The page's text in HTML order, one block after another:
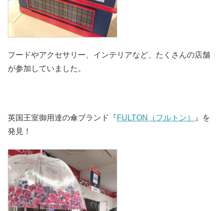
フードやアクセサリー、インテリアなど、たくさんの店舗
が参加していました。
英国王室御用達の傘ブランド『FULTON（フルトン）
』を
発見！